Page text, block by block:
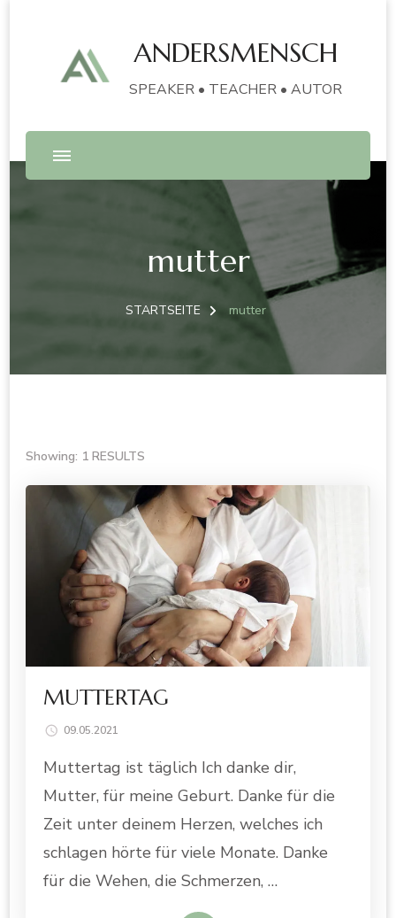
ANDERSMENSCH
SPEAKER • TEACHER • AUTOR
mutter
STARTSEITE mutter
Showing: 1 RESULTS
MUTTERTAG
09.05.2021
Muttertag ist täglich Ich danke dir,
Mutter, für meine Geburt. Danke für die
Zeit unter deinem Herzen, welches ich
schlagen hörte für viele Monate. Danke
für die Wehen, die Schmerzen, …